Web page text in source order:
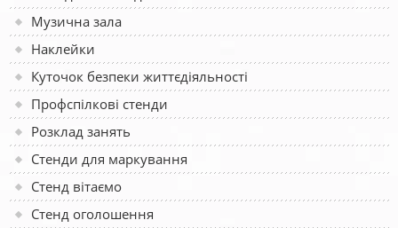
Музична зала
Наклейки
Куточок безпеки життєдіяльності
Профспілкові стенди
Розклад занять
Стенди для маркування
Стенд вітаємо
Стенд оголошення